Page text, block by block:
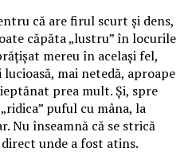
că are firul scurt și dens,
căpăta „lustru” în locurile
mereu în același fel,
mai netedă, aproape
prea mult. Și, spre
puful cu mâna, la
Nu înseamnă că se strică
unde a fost atins.